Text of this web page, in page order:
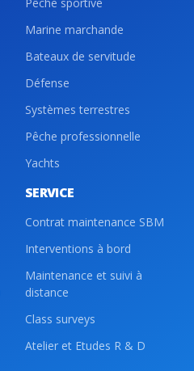
Marine marchande
Bateaux de servitude
Défense
Systèmes terrestres
Pêche professionnelle
Yachts
SERVICE
Contrat maintenance SBM
Interventions à bord
Maintenance et suivi à
distance
Class surveys
Atelier et Etudes R & D